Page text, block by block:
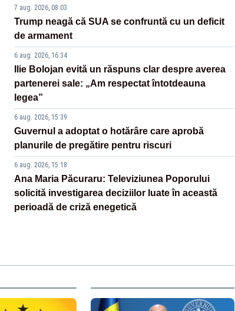
7 aug. 2026, 08:03
Trump neagă că SUA se confruntă cu un deficit
de armament
6 aug. 2026, 16:34
Ilie Bolojan evită un răspuns clar despre averea
partenerei sale: „Am respectat întotdeauna
legea”
6 aug. 2026, 15:39
Guvernul a adoptat o hotărâre care aprobă
planurile de pregătire pentru riscuri
6 aug. 2026, 15:18
Ana Maria Păcuraru: Televiziunea Poporului
solicită investigarea deciziilor luate în această
perioadă de criză enegetică